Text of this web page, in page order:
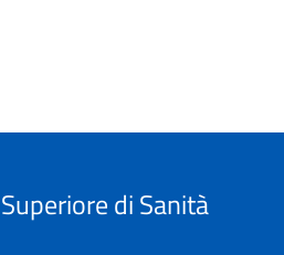
di Sanità